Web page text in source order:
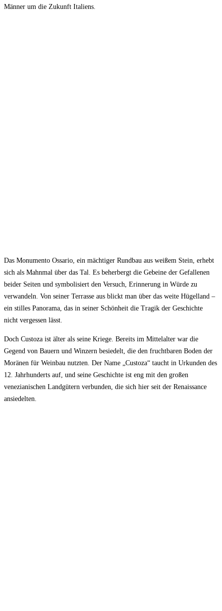
Männer um die Zukunft Italiens.
Das Monumento Ossario, ein mächtiger Rundbau aus weißem Stein, erhebt
sich als Mahnmal über das Tal. Es beherbergt die Gebeine der Gefallenen
beider Seiten und symbolisiert den Versuch, Erinnerung in Würde zu
verwandeln. Von seiner Terrasse aus blickt man über das weite Hügelland –
ein stilles Panorama, das in seiner Schönheit die Tragik der Geschichte
nicht vergessen lässt.
Doch Custoza ist älter als seine Kriege. Bereits im Mittelalter war die
Gegend von Bauern und Winzern besiedelt, die den fruchtbaren Boden der
Moränen für Weinbau nutzten. Der Name „Custoza“ taucht in Urkunden des
12. Jahrhunderts auf, und seine Geschichte ist eng mit den großen
venezianischen Landgütern verbunden, die sich hier seit der Renaissance
ansiedelten.